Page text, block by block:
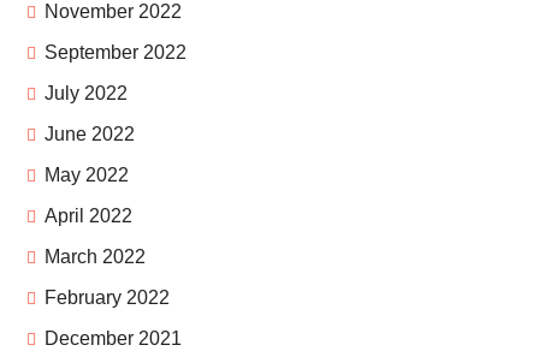
November 2022
September 2022
July 2022
June 2022
May 2022
April 2022
March 2022
February 2022
December 2021